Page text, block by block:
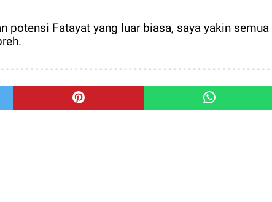
potensi Fatayat yang luar biasa, saya yakin semua